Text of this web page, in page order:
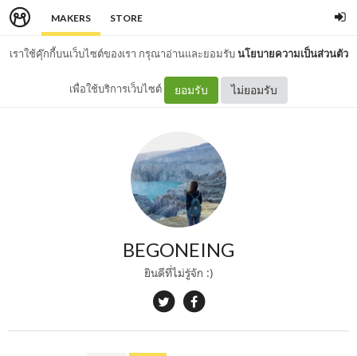
MAKERS STORE
เราใช้คุ๊กกี้บนเว็บไซต์ของเรา กรุณาอ่านและยอมรับนโยบายความเป็นส่วนตัว
เพื่อใช้บริการเว็บไซต์ ยอมรับ ไม่ยอมรับ
BEGONEING
ยินดีที่ไม่รู้จัก :)